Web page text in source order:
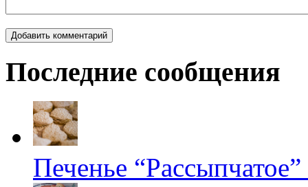
Последние сообщения
Печенье “Рассыпчатое”